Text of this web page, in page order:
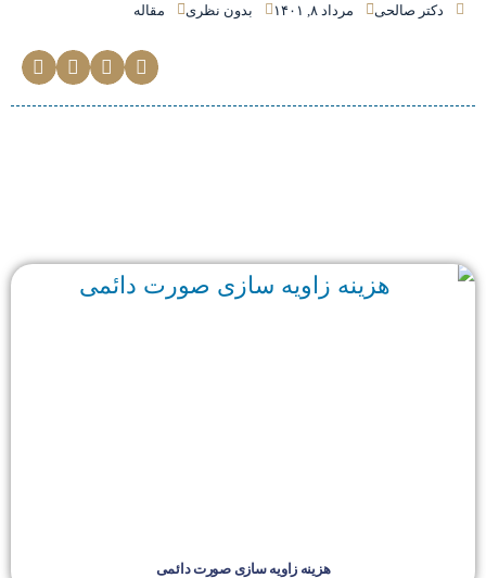
دکتر صالحی مرداد ۸, ۱۴۰۱ بدون نظری مقاله
هزینه زاویه سازی صورت دائمی